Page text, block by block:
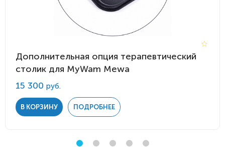
Дополнительная опция терапевтический
столик для MyWam Mewa
15 300 руб.
В КОРЗИНУ ПОДРОБНЕЕ